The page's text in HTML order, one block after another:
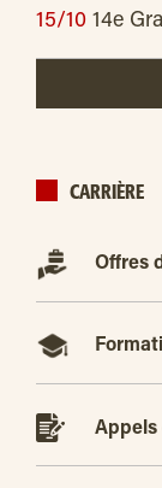
15/10 14e
CARRIÈRE
Offres
Appels